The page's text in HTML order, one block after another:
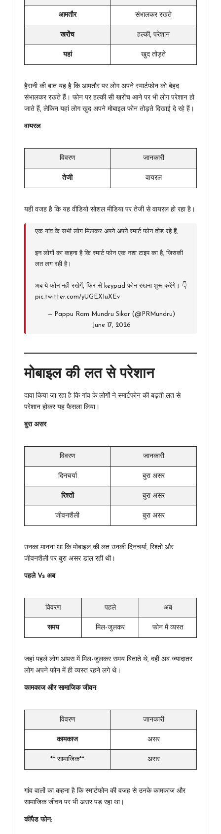
आमतौर संभालकर रखते
खरोंच हल्की, परेशान
यहां खुद तोड़ते
हैरानी की बात यह है कि आमतौर पर लोग अपने स्मार्टफोन को बेहद
संभालकर रखते हैं। फोन पर हल्की सी खरोंच आने पर भी लोग परेशान हो
जाते हैं, लेकिन यहां लोग खुद अपने मोबाइल फोन तोड़ते दिखाई दे रहे हैं।
वायरल:
विवरण जानकारी
तेजी वायरल
यही वजह है कि यह वीडियो सोशल मीडिया पर तेजी से वायरल हो रहा है।
एक गांव के सभी लोग मिलकर अपने अपने स्मार्ट फोन तोड रहे हैं,
इन लोगों का कहना है कि स्मार्ट फोन एक नशा टाइप का है, जिसकी
लत लग रही है।
अब ये फोन नही रखेगें, फिर से keypad फोन रखना शुरू करेंगे। 👇
pic.twitter.com/yUGEXIuXEv
— Pappu Ram Mundru Sikar (@PRMundru)
June 17, 2026
मोबाइल की लत से परेशान
दावा किया जा रहा है कि गांव के लोगों ने स्मार्टफोन की बढ़ती लत से
परेशान होकर यह फैसला लिया।
बुरा असर:
विवरण जानकारी
दिनचर्या बुरा असर
रिश्तों बुरा असर
जीवनशैली बुरा असर
उनका मानना था कि मोबाइल की लत उनकी दिनचर्या, रिश्तों और
जीवनशैली पर बुरा असर डाल रही थी।
पहले Vs अब:
विवरण पहले अब
समय मिल-जुलकर फोन में व्यस्त
जहां पहले लोग आपस में मिल-जुलकर समय बिताते थे, वहीं अब ज्यादातर
लोग अपने फोन में ही व्यस्त रहने लगे थे।
कामकाज और सामाजिक जीवन:
विवरण जानकारी
कामकाज असर
** सामाजिक** असर
गांव वालों का कहना है कि स्मार्टफोन की वजह से उनके कामकाज और
सामाजिक जीवन पर भी असर पड़ रहा था।
कीपैड फोन: